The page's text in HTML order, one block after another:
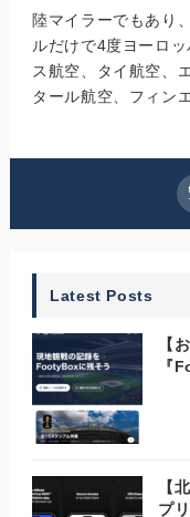
陸マイラーでもあり
ルだけで4度ヨーロ
ス航空、タイ航空、
タール航空、フィン
Latest Posts
【
『
【
プ